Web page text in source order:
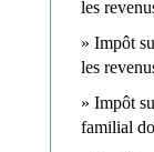
les
Impôt
les
Impôt
familial